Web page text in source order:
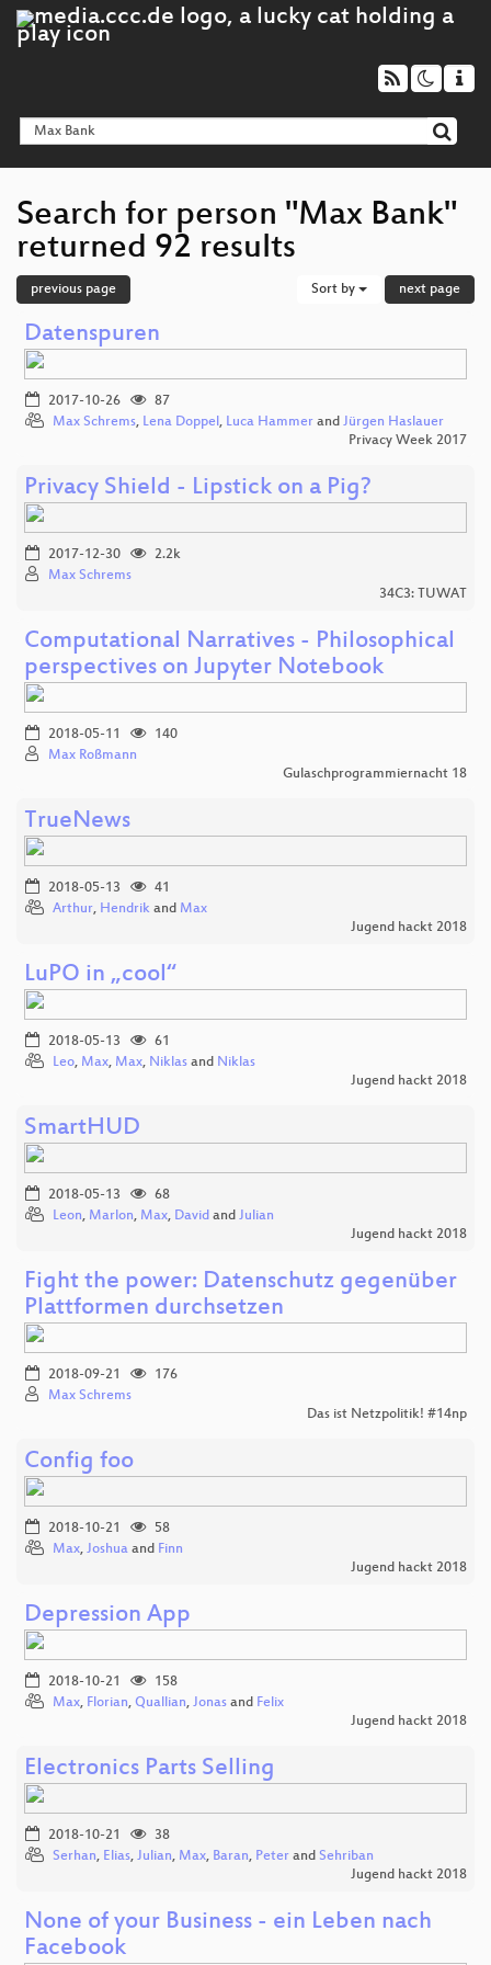
Search for person "Max Bank"
returned 92 results
previous page Sort by next page
Datenspuren
2017-10-26
87
Max Schrems, Lena Doppel, Luca Hammer and Jürgen Haslauer
Privacy Week 2017
Privacy Shield - Lipstick on a Pig?
2017-12-30
2.2k
Max Schrems
34C3: TUWAT
Computational Narratives - Philosophical
perspectives on Jupyter Notebook
2018-05-11
140
Max Roßmann
Gulaschprogrammiernacht 18
TrueNews
2018-05-13
41
Arthur, Hendrik and Max
Jugend hackt 2018
LuPO in „cool“
2018-05-13
61
Leo, Max, Max, Niklas and Niklas
Jugend hackt 2018
SmartHUD
2018-05-13
68
Leon, Marlon, Max, David and Julian
Jugend hackt 2018
Fight the power: Datenschutz gegenüber
Plattformen durchsetzen
2018-09-21
176
Max Schrems
Das ist Netzpolitik! #14np
Config foo
2018-10-21
58
Max, Joshua and Finn
Jugend hackt 2018
Depression App
2018-10-21
158
Max, Florian, Quallian, Jonas and Felix
Jugend hackt 2018
Electronics Parts Selling
2018-10-21
38
Serhan, Elias, Julian, Max, Baran, Peter and Sehriban
Jugend hackt 2018
None of your Business - ein Leben nach
Facebook